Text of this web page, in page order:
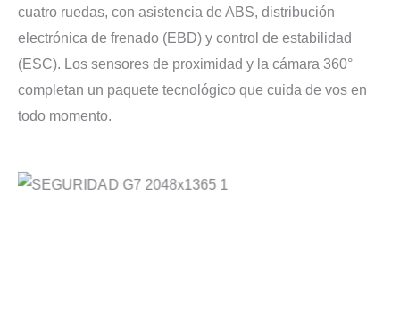
cuatro ruedas, con asistencia de ABS, distribución
electrónica de frenado (EBD) y control de estabilidad
(ESC). Los sensores de proximidad y la cámara 360°
completan un paquete tecnológico que cuida de vos en
todo momento.